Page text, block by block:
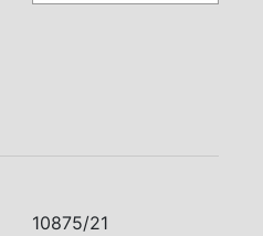
10875/21